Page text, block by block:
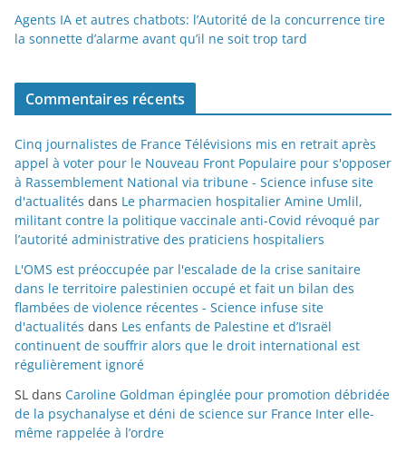
Agents IA et autres chatbots: l’Autorité de la concurrence tire
la sonnette d’alarme avant qu’il ne soit trop tard
Commentaires récents
Cinq journalistes de France Télévisions mis en retrait après
appel à voter pour le Nouveau Front Populaire pour s'opposer
à Rassemblement National via tribune - Science infuse site
d'actualités dans Le pharmacien hospitalier Amine Umlil,
militant contre la politique vaccinale anti-Covid révoqué par
l’autorité administrative des praticiens hospitaliers
L'OMS est préoccupée par l'escalade de la crise sanitaire
dans le territoire palestinien occupé et fait un bilan des
flambées de violence récentes - Science infuse site
d'actualités dans Les enfants de Palestine et d’Israël
continuent de souffrir alors que le droit international est
régulièrement ignoré
SL dans Caroline Goldman épinglée pour promotion débridée
de la psychanalyse et déni de science sur France Inter elle-
même rappelée à l’ordre